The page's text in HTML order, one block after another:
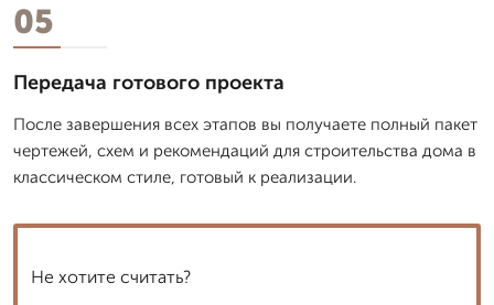
05
Передача готового проекта
После завершения всех этапов вы получаете полный пакет
чертежей, схем и рекомендаций для строительства дома в
классическом стиле, готовый к реализации.
Не хотите считать?